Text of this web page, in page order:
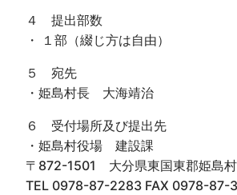
４ 提出部数
・ １部（綴じ方は自由）
５ 宛先
・姫島村長 大海靖治
６ 受付場所及び提出先
・姫島村役場 建設課
〒872-1501 大分県東国東郡姫島
TEL 0978-87-2283 FAX 0978-87-